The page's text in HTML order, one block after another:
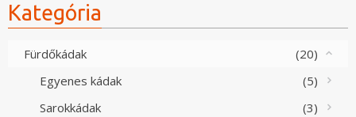
Kategória
Fürdőkádak
(20)
Egyenes kádak
(5)
Sarokkádak
(3)